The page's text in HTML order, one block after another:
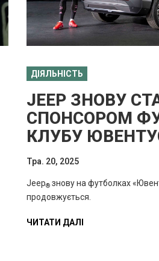
ДІЯЛЬНІСТЬ
JEEP ЗНОВУ
СПОНСОРОМ
КЛУБУ
Тра. 20, 2025
Jeep® знову на футболках
продовжується.
ЧИТАТИ ДАЛІ